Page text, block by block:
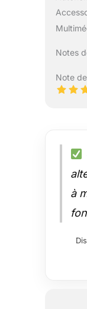
Notes
Note
à